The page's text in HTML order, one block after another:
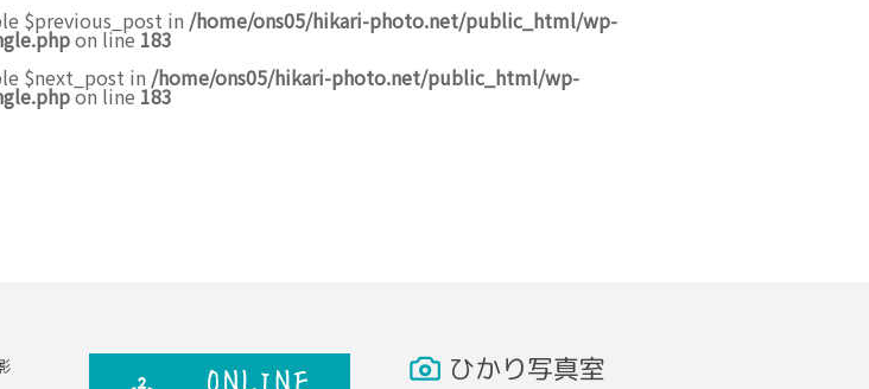
$previous_post in /home/ons05/hikari-photo.net/public_html/wp-
on line 183
$next_post in /home/ons05/hikari-photo.net/public_html/wp-
on line 183
ひかり写真室